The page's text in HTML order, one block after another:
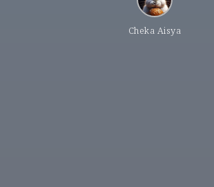
Cheka Aisya